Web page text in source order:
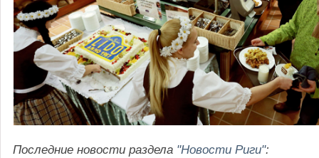
Последние новости раздела "Новости Риги":